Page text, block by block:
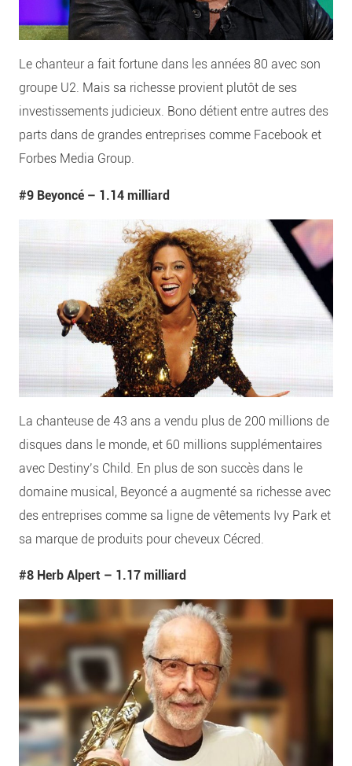
Le chanteur a fait fortune dans les années 80 avec son
groupe U2. Mais sa richesse provient plutôt de ses
investissements judicieux. Bono détient entre autres des
parts dans de grandes entreprises comme Facebook et
Forbes Media Group.
#9 Beyoncé – 1.14 milliard
La chanteuse de 43 ans a vendu plus de 200 millions de
disques dans le monde, et 60 millions supplémentaires
avec Destiny’s Child. En plus de son succès dans le
domaine musical, Beyoncé a augmenté sa richesse avec
des entreprises comme sa ligne de vêtements Ivy Park et
sa marque de produits pour cheveux Cécred.
#8 Herb Alpert – 1.17 milliard